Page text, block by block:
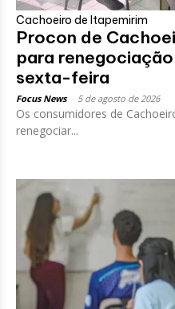
Cachoeiro de Itapemirim
Procon de
para
sexta-feira
Focus News 5 de agosto de 2026
Os consumidores de
renegociar...